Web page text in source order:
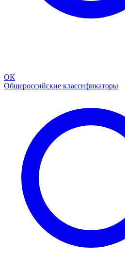
ОК
Общероссийские классификаторы